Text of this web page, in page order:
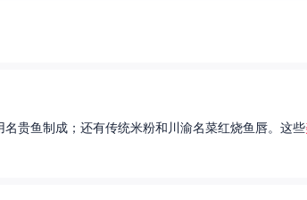
贵鱼制成；还有传统米粉和川渝名菜红烧鱼唇。这些